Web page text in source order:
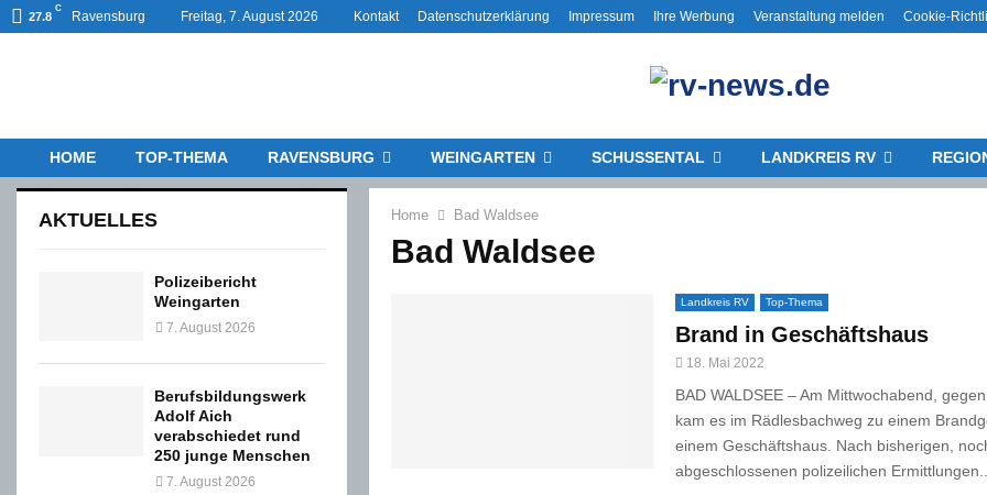
27.8
C
Ravensburg Freitag, 7. August 2026 Kontakt Datenschutzerklärung Impressum Ihre Werbung Veranstaltung melden Cookie-
HOME TOP-THEMA RAVENSBURG WEINGARTEN SCHUSSENTAL LANDKREIS RV
Home Bad Waldsee
Bad Waldsee
Landkreis RV Top-Thema
Brand in Geschäftshaus
18. Mai 2022
BAD WALDSEE – Am Mittwochabend,
kam es im Rädlesbachweg zu einem
einem Geschäftshaus. Nach bisherigen,
abgeschlossenen polizeilichen Ermittlungen...
AKTUELLES
Polizeibericht
Weingarten
7. August 2026
Berufsbildungswerk
Adolf Aich
verabschiedet rund
250 junge Menschen
7. August 2026